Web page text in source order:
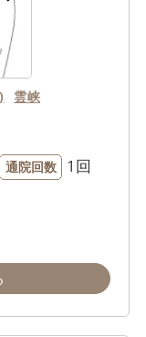
雲峡
通院回数 1回